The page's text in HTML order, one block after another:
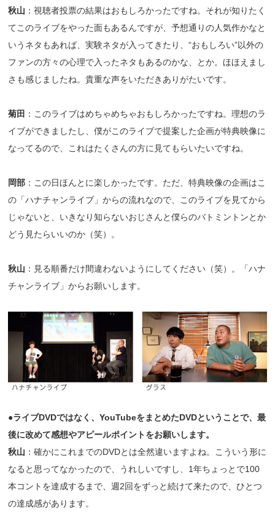
秋山 ：視聴者投票の結果はおもしろかったですね。それが知りたく
てこのライブをやった面もあるんですが、予想通りの人気作かなと
いうネタもあれば、実験ネタが入ってきたり、“おもしろい”以外の
ファンの方々の心理で入ったネタもあるのかな、とか。ほほえまし
さも感じましたね。貴重な声をいただきありがたいです。
菊田 ：このライブはめちゃめちゃおもしろかったですね。理想のラ
イブができましたし、僕がこのライブで提案した企画が特典映像に
なってるので、これはたくさんの方に見てもらいたいですね。
岡部 ：この日ほんとに楽しかったです。ただ、特典映像の企画はこ
の「ハナチャンライブ」からの流れなので、このライブを見てから
じゃないと、いきなり知らないおじさんと僕らのバトミントンとか
どう見たらいいのか（笑）。
秋山 ：見る順番だけ間違わないようにしてください（笑）。「ハナ
チャンライブ」からお願いします。
●ライブDVDではなく、YouTubeをまとめたDVDということで、最
後に改めて感想やアピールポイントをお願いします。
秋山 ：確かにこれまでのDVDとは全然違いますよね。こういう形に
なると思ってなかったので、うれしいですし、1年ちょっとで100
本コントを達成するまで、週2回をずっと続けて来たので、ひとつ
の達成感があります。